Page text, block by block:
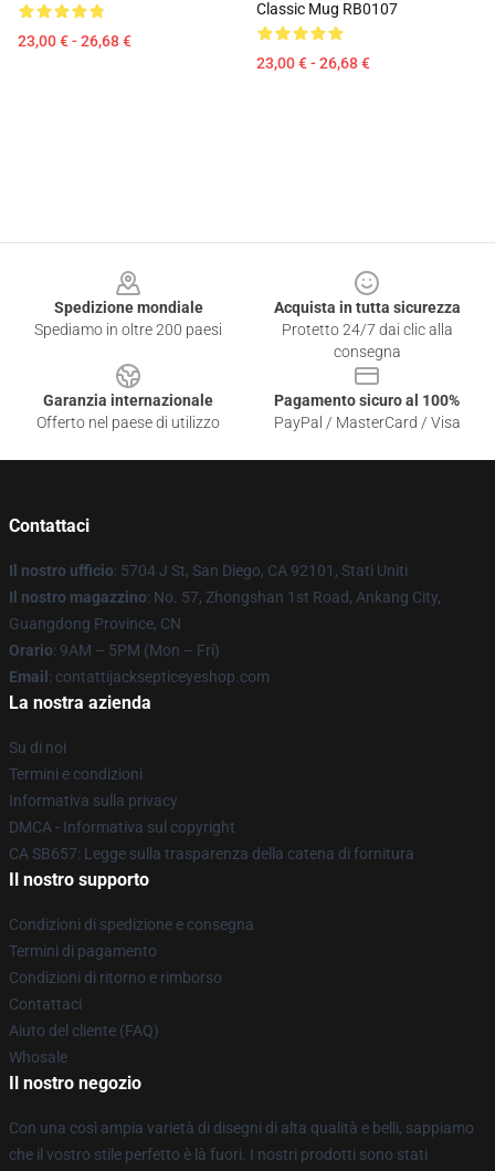
23,00 € - 26,68 €
Classic Mug RB0107
23,00 € - 26,68 €
Spedizione mondiale
Spediamo in oltre 200 paesi
Acquista in tutta sicurezza
Protetto 24/7 dai clic alla
consegna
Garanzia internazionale
Offerto nel paese di utilizzo
Pagamento sicuro al 100%
PayPal / MasterCard / Visa
Contattaci
Il nostro ufficio: 5704 J St, San Diego, CA 92101, Stati Uniti
Il nostro magazzino: No. 57, Zhongshan 1st Road, Ankang City,
Guangdong Province, CN
Orario: 9AM – 5PM (Mon – Fri)
Email : contattijacksepticeyeshop.com
La nostra azienda
Su di noi
Termini e condizioni
Informativa sulla privacy
DMCA - Informativa sul copyright
CA SB657: Legge sulla trasparenza della catena di fornitura
Il nostro supporto
Condizioni di spedizione e consegna
Termini di pagamento
Condizioni di ritorno e rimborso
Contattaci
Aiuto del cliente (FAQ)
Whosale
Il nostro negozio
Con una così ampia varietà di disegni di alta qualità e belli, sappiamo
che il vostro stile perfetto è là fuori. I nostri prodotti sono stati